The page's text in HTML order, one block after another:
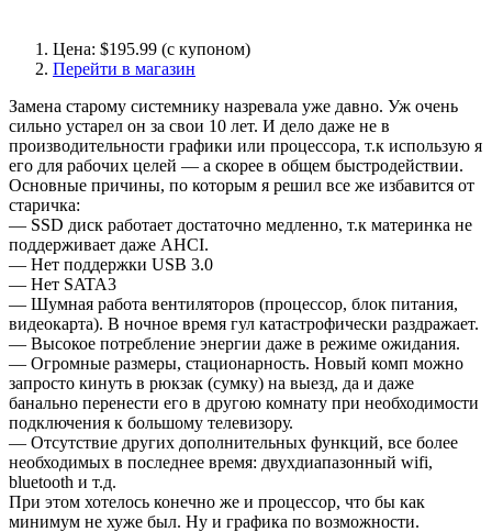
Цена: $195.99 (с купоном)
Перейти в магазин
Замена старому системнику назревала уже давно. Уж очень
сильно устарел он за свои 10 лет. И дело даже не в
производительности графики или процессора, т.к использую я
его для рабочих целей — а скорее в общем быстродействии.
Основные причины, по которым я решил все же избавится от
старичка:
— SSD диск работает достаточно медленно, т.к материнка не
поддерживает даже AHCI.
— Нет поддержки USB 3.0
— Нет SATA3
— Шумная работа вентиляторов (процессор, блок питания,
видеокарта). В ночное время гул катастрофически раздражает.
— Высокое потребление энергии даже в режиме ожидания.
— Огромные размеры, стационарность. Новый комп можно
запросто кинуть в рюкзак (сумку) на выезд, да и даже
банально перенести его в другою комнату при необходимости
подключения к большому телевизору.
— Отсутствие других дополнительных функций, все более
необходимых в последнее время: двухдиапазонный wifi,
bluetooth и т.д.
При этом хотелось конечно же и процессор, что бы как
минимум не хуже был. Ну и графика по возможности.